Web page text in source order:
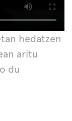
hedatzen
aritu
du